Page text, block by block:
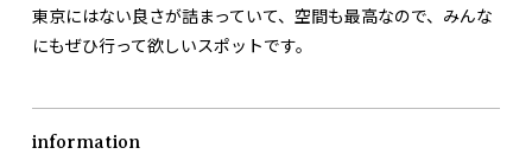
東京にはない良さが詰まっていて、空間も最高なので、みんな
にもぜひ行って欲しいスポットです。
information